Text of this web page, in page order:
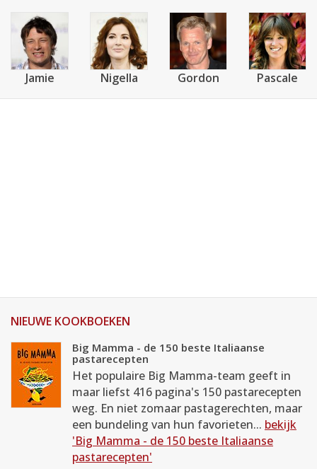
Jamie Nigella Gordon Pascale
NIEUWE KOOKBOEKEN
Big Mamma - de 150 beste Italiaanse
pastarecepten
Het populaire Big Mamma-team geeft in
maar liefst 416 pagina's 150 pastarecepten
weg. En niet zomaar pastagerechten, maar
een bundeling van hun favorieten... bekijk
'Big Mamma - de 150 beste Italiaanse
pastarecepten'